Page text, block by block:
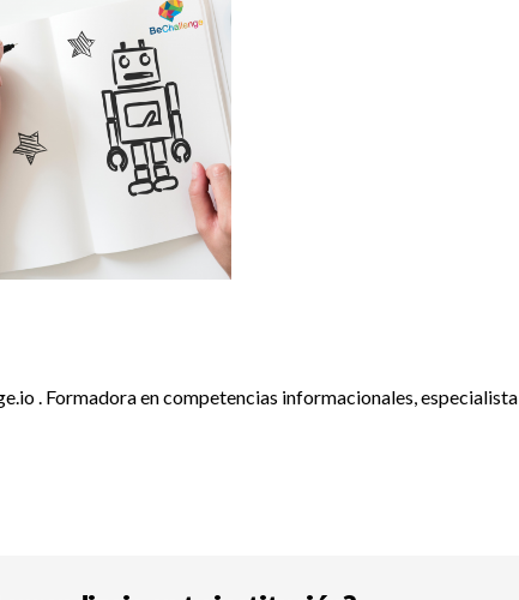
. Formadora en competencias informacionales, especialista